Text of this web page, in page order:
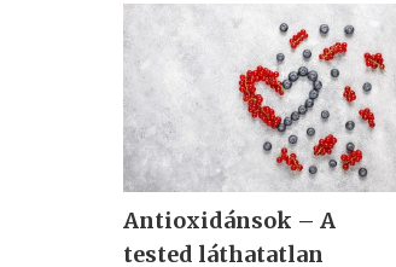
Antioxidánsok – A
tested láthatatlan